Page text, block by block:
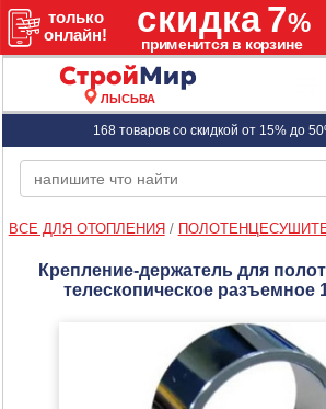
ЛЫСЬВА
168 товаров со скидкой от 15% до
ВСЕ ДЛЯ ОТОПЛЕНИЯ /
Крепление-держатель для
телескопическое разъемное